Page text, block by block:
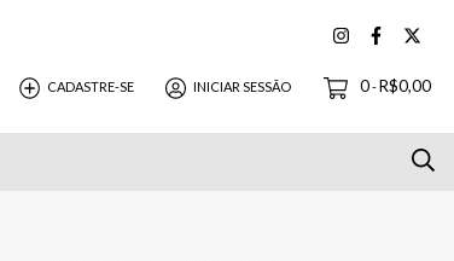
CADASTRE-SE INICIAR SESSÃO 0-R$0,00